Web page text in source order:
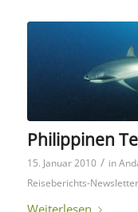
Philippinen
15. Januar 2010 / in
Reiseberichts-Newsletter